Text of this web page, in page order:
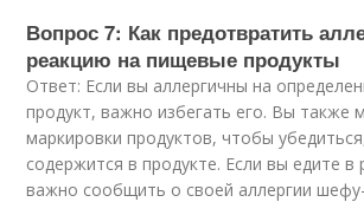
Вопрос 7: Как предотвратить
реакцию на пищевые продукты
Ответ: Если вы аллергичны на
продукт, важно избегать его. Вы также
маркировки продуктов, чтобы
содержится в продукте. Если вы едите в
важно сообщить о своей аллергии